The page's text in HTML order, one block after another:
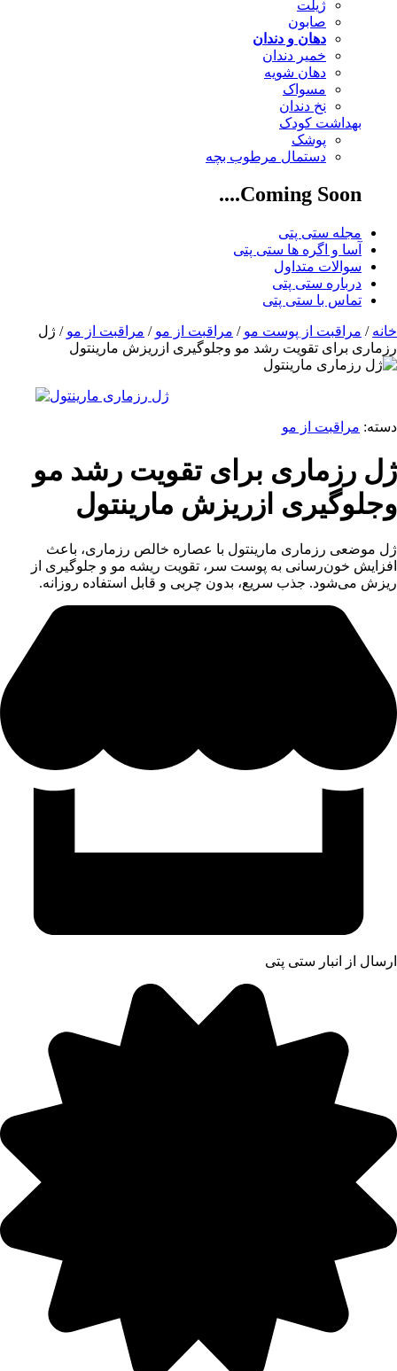
ژیلت
صابون
دهان و دندان
خمیر دندان
دهان شویه
مسواک
نخ دندان
بهداشت کودک
پوشک
دستمال مرطوب بچه
Coming Soon....
مجله ستی پتی
آسا و اگره ها ستی پتی
سوالات متداول
درباره ستی پتی
تماس با ستی پتی
خانه / مراقبت از پوست مو / مراقبت از مو / مراقبت از مو / ژل
رزماری برای تقویت رشد مو وجلوگیری ازریزش مارینتول
دسته: مراقبت از مو
ژل رزماری برای تقویت رشد مو
وجلوگیری ازریزش مارینتول
ژل موضعی رزماری مارینتول با عصاره خالص رزماری، باعث
افزایش خون‌رسانی به پوست سر، تقویت ریشه مو و جلوگیری از
ریزش می‌شود. جذب سریع، بدون چربی و قابل استفاده روزانه.
ارسال از انبار ستی پتی